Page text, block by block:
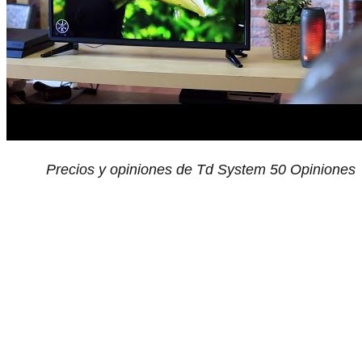
Precios y opiniones de Td System 50 Opiniones